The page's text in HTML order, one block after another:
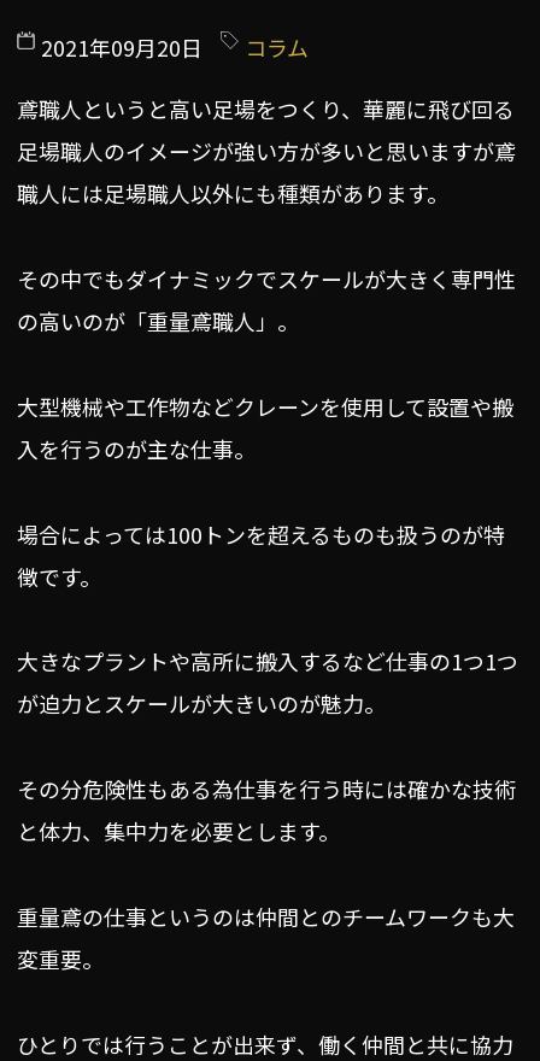
2021年09月20日
コラム
鳶職人というと高い足場をつくり、華麗に飛び回る
足場職人のイメージが強い方が多いと思いますが鳶
職人には足場職人以外にも種類があります。
その中でもダイナミックでスケールが大きく専門性
の高いのが「重量鳶職人」。
大型機械や工作物などクレーンを使用して設置や搬
入を行うのが主な仕事。
場合によっては100トンを超えるものも扱うのが特
徴です。
大きなプラントや高所に搬入するなど仕事の1つ1つ
が迫力とスケールが大きいのが魅力。
その分危険性もある為仕事を行う時には確かな技術
と体力、集中力を必要とします。
重量鳶の仕事というのは仲間とのチームワークも大
変重要。
ひとりでは行うことが出来ず、働く仲間と共に協力